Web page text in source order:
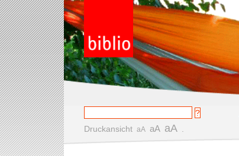
Druckansicht aA aA aA